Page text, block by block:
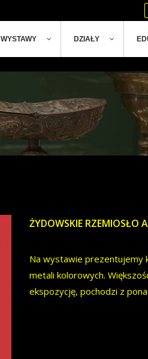
WYSTAWY DZIAŁY
ŻYDOWSKIE RZEMIOSŁO
Na wystawie prezentujemy
metali kolorowych.
ekspozycję, pochodzi z